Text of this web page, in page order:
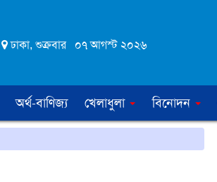
ঢাকা, শুক্রবার ০৭ আগস্ট ২০২৬
অর্থ-বাণিজ্য খেলাধুলা বিনোদন